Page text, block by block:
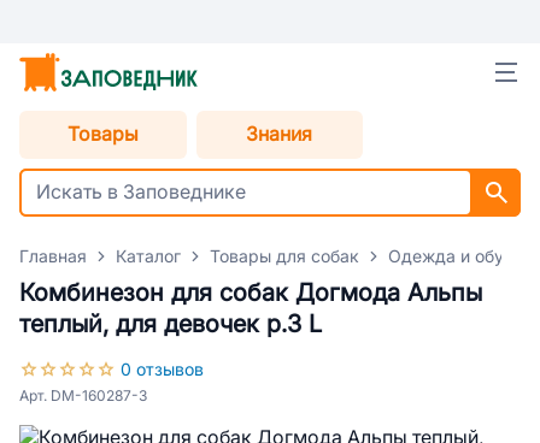
Товары Знания
Главная Каталог Товары для собак Одежда и обувь
Комбинезон для собак Догмода Альпы
теплый, для девочек р.3 L
0 отзывов
Арт. DM-160287-3